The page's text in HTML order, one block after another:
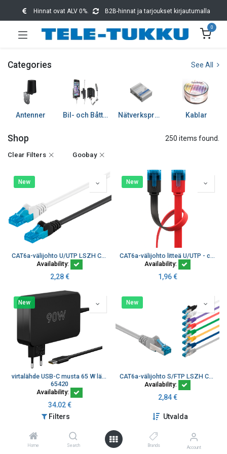
Filters Utvalda
Home Search Brands Account
Hinnat ovat ALV 0%. B2B-hinnat ja tarjoukset kirjautumalla
0
Categories See All
Antenner Bil- och Båttillbehör Nätverksprodukter Kablar
Shop 250 items found.
Clear Filters Goobay
New
CAT6a-välijohto U/UTP LSZH CU bulk
Availability:
2,28€
New
CAT6a-välijohto litteä U/UTP - cu bulk
Availability:
1,96€
New
virtalähde USB-C musta 65 W läppäreille ym.
65420
Availability:
34,02€
New
CAT6a-välijohto S/FTP LSZH CU bulk
Availability:
2,84€